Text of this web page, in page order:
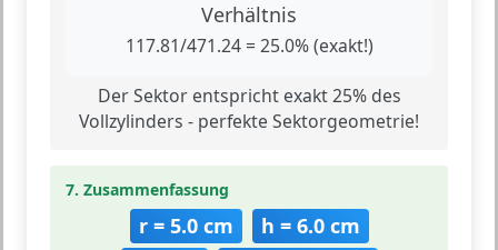
Verhältnis
117.81/471.24 = 25.0% (exakt!)
Der Sektor entspricht exakt 25% des
Vollzylinders - perfekte Sektorgeometrie!
7. Zusammenfassung
r = 5.0 cm
h = 6.0 cm